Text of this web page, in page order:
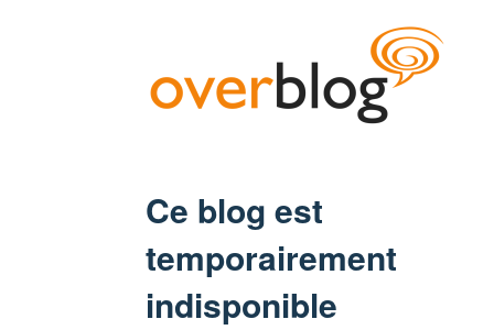
Ce blog est
temporairement
indisponible